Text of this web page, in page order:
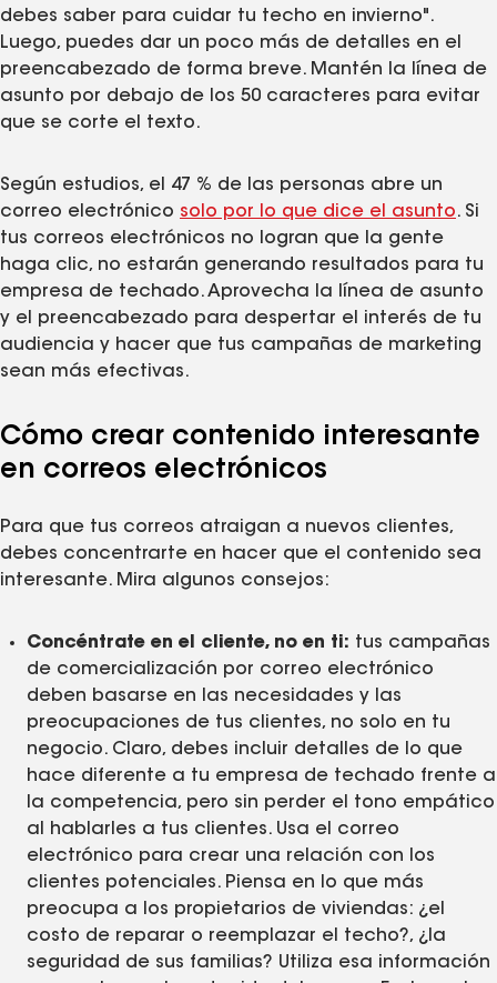
debes saber para cuidar tu techo en invierno".
Luego, puedes dar un poco más de detalles en el
preencabezado de forma breve. Mantén la línea de
asunto por debajo de los 50 caracteres para evitar
que se corte el texto.
Según estudios, el 47 % de las personas abre un
correo electrónico solo por lo que dice el asunto. Si
tus correos electrónicos no logran que la gente
haga clic, no estarán generando resultados para tu
empresa de techado. Aprovecha la línea de asunto
y el preencabezado para despertar el interés de tu
audiencia y hacer que tus campañas de marketing
sean más efectivas.
Cómo crear contenido interesante
en correos electrónicos
Para que tus correos atraigan a nuevos clientes,
debes concentrarte en hacer que el contenido sea
interesante. Mira algunos consejos:
Concéntrate en el cliente, no en ti: tus campañas
de comercialización por correo electrónico
deben basarse en las necesidades y las
preocupaciones de tus clientes, no solo en tu
negocio. Claro, debes incluir detalles de lo que
hace diferente a tu empresa de techado frente a
la competencia, pero sin perder el tono empático
al hablarles a tus clientes. Usa el correo
electrónico para crear una relación con los
clientes potenciales. Piensa en lo que más
preocupa a los propietarios de viviendas: ¿el
costo de reparar o reemplazar el techo?, ¿la
seguridad de sus familias? Utiliza esa información